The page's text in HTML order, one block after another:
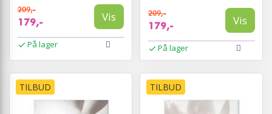
209,-
179,- Vis
På lager
209,-
179,- Vis
På lager
TILBUD TILBUD